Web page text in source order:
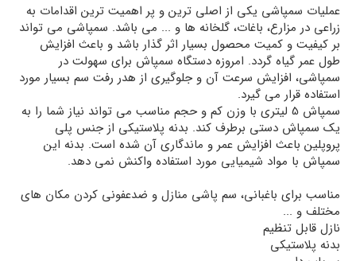
عملیات سمپاشی یکی از اصلی ترین و پر اهمیت ترین اقدامات به
زراعی در مزارع، باغات، گلخانه ها و ... می باشد. سمپاشی می تواند
بر کیفیت و کمیت محصول بسیار اثر گذار باشد و باعث افزایش
طول عمر گیاه گردد. امروزه دستگاه سمپاش برای سهولت در
سمپاشی، افزایش سرعت آن و جلوگیری از هدر رفت سم بسیار مورد
استفاده قرار می گیرد.
سمپاش 5 لیتری با وزن کم و حجم مناسب می تواند نیاز شما را به
یک سمپاش دستی برطرف کند. بدنه پلاستیکی از جنس پلی
پروپلین باعث افزایش عمر و ماندگاری آن شده است. بدنه این
سمپاش با مواد شیمیایی مورد استفاده واکنش نمی دهد.
مناسب برای باغبانی، سم پاشی منازل و ضدعفونی کردن مکان های
مختلف و ...
نازل قابل تنظیم
بدنه پلاستیکی